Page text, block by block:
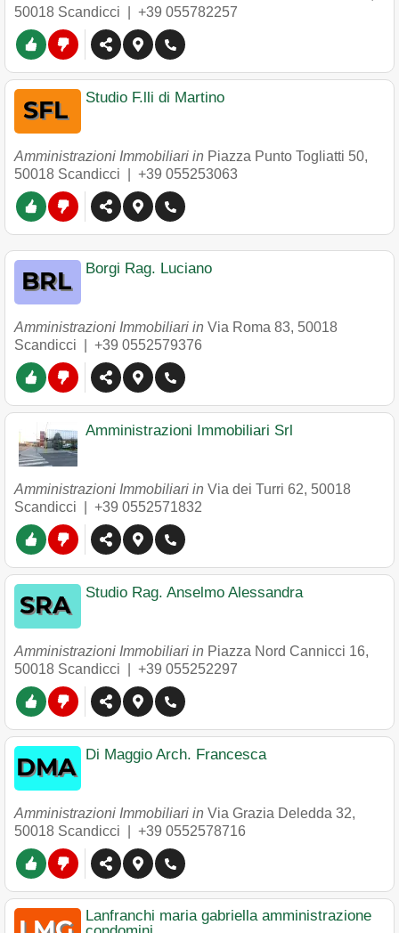
50018 Scandicci +39 055782257
Studio F.lli di Martino
Amministrazioni Immobiliari in Piazza Punto Togliatti 50,
50018 Scandicci +39 055253063
Borgi Rag. Luciano
Amministrazioni Immobiliari in Via Roma 83, 50018
Scandicci
+39 0552579376
Amministrazioni Immobiliari Srl
Amministrazioni Immobiliari in Via dei Turri 62, 50018
Scandicci
+39 0552571832
Studio Rag. Anselmo Alessandra
Amministrazioni Immobiliari in Piazza Nord Cannicci 16,
50018 Scandicci +39 055252297
Di Maggio Arch. Francesca
Amministrazioni Immobiliari in Via Grazia Deledda 32,
50018 Scandicci +39 0552578716
Lanfranchi maria gabriella amministrazione